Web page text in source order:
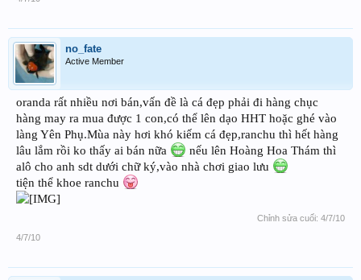
no_fate
Active Member
oranda rất nhiều nơi bán,vấn đề là cá đẹp phải đi hàng chục
hàng may ra mua được 1 con,có thể lên dạo HHT hoặc ghé vào
làng Yên Phụ.Mùa này hơi khó kiếm cá đẹp,ranchu thì hết hàng
lâu lắm rồi ko thấy ai bán nữa
nếu lên Hoàng Hoa Thám thì
alô cho anh sdt dưới chữ ký,vào nhà chơi giao lưu
tiện thể khoe ranchu
Chỉnh sửa cuối: 4/7/10
4/7/10